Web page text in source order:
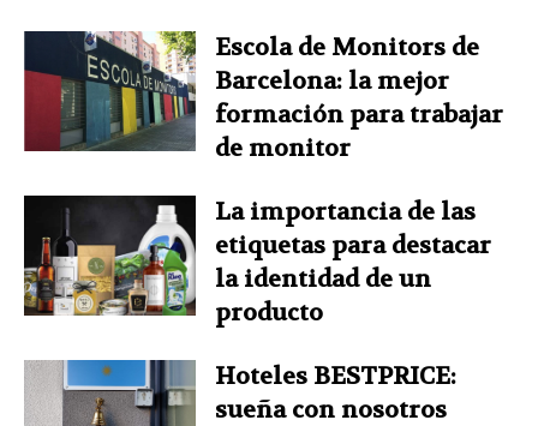
Escola de Monitors de
Barcelona: la mejor
formación para trabajar
de monitor
La importancia de las
etiquetas para destacar
la identidad de un
producto
Hoteles BESTPRICE:
sueña con nosotros